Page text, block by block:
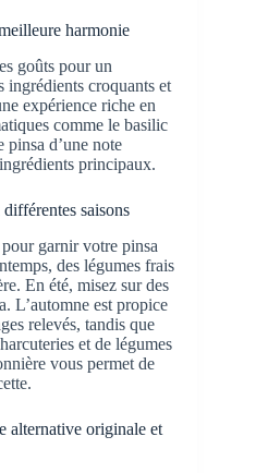
harmonie
goûts pour un
croquants et
expérience riche en
comme le basilic
pinsa d’une note
principaux.
saisons
garnir votre pinsa
des légumes frais
En été, misez sur des
L’automne est propice
relevés, tandis que
et de légumes
vous permet de
alternative originale et